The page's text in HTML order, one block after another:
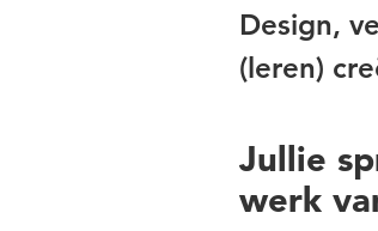
Design,
(leren)
Jullie
werk